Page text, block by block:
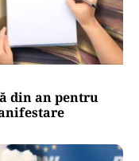
din an pentru